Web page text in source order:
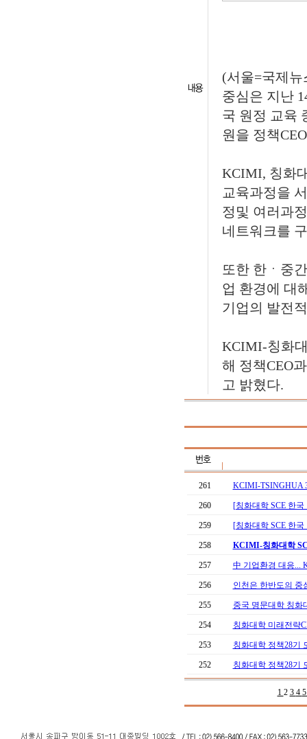
(서울=국제
중심은 지난
국 원정 교육
원을 정책
KCIMI, 칭화
교육과정을
정및 여러과
네트워크를
또한 한ㆍ중
업 환경에 대
기업의 발전
KCIMI-칭화
해 정책CEO
고 밝혔다.
261 KCIMI-TSINGHUA
260 [칭화대학 SCE 한
259 [칭화대학 SCE 한
258 KCIMI-칭화대학
257 中 기업환경 대응...
256 인천은 한반도의
255 중국 명문대학 칭화
254 칭화대학 미래전략
253 칭화대학 정책28기
252 칭화대학 정책28기
1 2 3 4